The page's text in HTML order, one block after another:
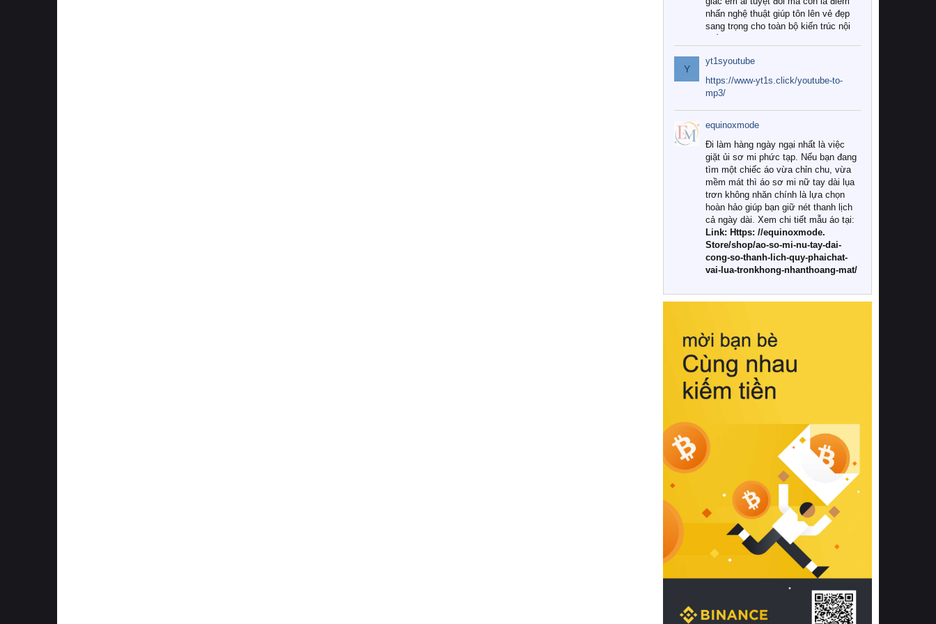
nhấn nghệ thuật giúp tôn lên vẻ đẹp
sang trọng cho toàn bộ kiến trúc nội
Tuy nhiên, giữa thị trường đa dạng
với vô vàn thương hiệu và mẫu mã
như hiện nay, làm thế nào để chọn
được những bộ chăn ga gối đệm cao
cấp thực sự chất lượng, phù hợp với
khí hậu và nhu cầu sử dụng của gia
đình? Hãy cùng chúng tôi đi tìm lời
giải đáp chi tiết qua bài viết dưới đây.
1. Tại sao các gia đình hiện đại lại ưa
chuộng chăn ga gối đệm cao cấp?
Khác với các dòng sản phẩm thông
thường, những bộ chăn ga gối đệm
cao cấp trải qua quy trình sản xuất
nghiêm ngặt từ khâu chọn lọc nguyên
liệu tự nhiên đến công nghệ dệt
nhuộm hiện đại không chứa hóa chất
này, bạn sẽ cảm nhận rõ rệt sự khác
hồi chuẩn xác của phần đệm nâng đỡ
cột sống.
Bên cạnh đó, việc lựa chọn các dòng
sản phẩm đạt chuẩn chất lượng quốc
tế còn giúp ngăn ngừa tình trạng kích
khuẩn và nấm mốc trong điều kiện
thời tiết nóng ẩm. Bạn có thể tìm hiểu
thêm các nghiên cứu khoa học về tác
động của giấc ngủ và môi trường
phòng ngủ đối với sức khỏe con
người tại Sleep Foundation (External
Link) để có cái nhìn toàn diện hơn.
2. Các tiêu chí vàng khi lựa chọn
chăn ga gối đệm cao cấp cho phòng
ngủ
Để sở hữu một bộ chăn ga gối đệm
cao cấp hoàn hảo cả về thẩm mỹ lẫn
công năng, người tiêu dùng cần cân
nhắc kỹ lưỡng các tiêu chí quan trọng
Y
yt1syoutube
https://www-yt1s.click/youtube-to-
mp3/
equinoxmode
Đi làm hàng ngày ngại nhất là việc
giặt ủi sơ mi phức tạp. Nếu bạn đang
tìm một chiếc áo vừa chỉn chu, vừa
mềm mát thì áo sơ mi nữ tay dài lụa
trơn không nhăn chính là lựa chọn
hoàn hảo giúp bạn giữ nét thanh lịch
cả ngày dài. Xem chi tiết mẫu áo tại:
Link: Https: //equinoxmode.
Store/shop/ao-so-mi-nu-tay-dai-
cong-so-thanh-lich-quy-phaichat-
vai-lua-tronkhong-nhanthoang-mat/